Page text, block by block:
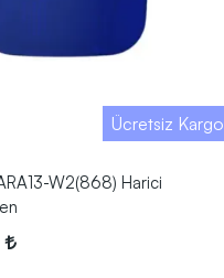
Ücretsiz Kargo
W2(868) Harici